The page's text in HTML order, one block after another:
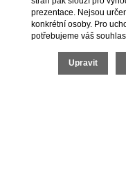
2026 © HomeGo.cz,
prezentace. Nejsou
konkrétní osoby. Pro
potřebujeme váš
Upravit